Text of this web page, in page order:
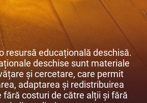
resursă educațională deschisă.
deschise sunt materiale
și cercetare, care permit
adaptarea și redistribuirea
fără costuri de către alții și fără